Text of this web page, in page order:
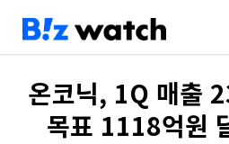
온코닉, 1Q 매출
목표 1118억원